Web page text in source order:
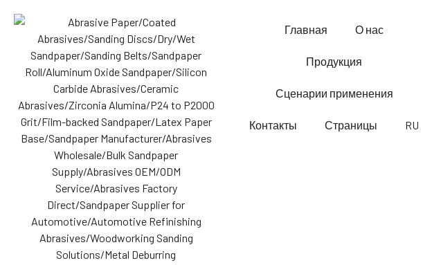
Главная О нас
Продукция
Сценарии применения
Контакты Страницы RU